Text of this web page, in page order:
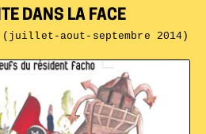
DANS LA FACE
aout-septembre 2014)